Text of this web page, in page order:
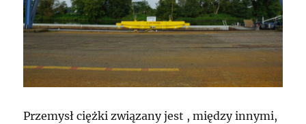
Przemysł ciężki związany jest , między innymi,